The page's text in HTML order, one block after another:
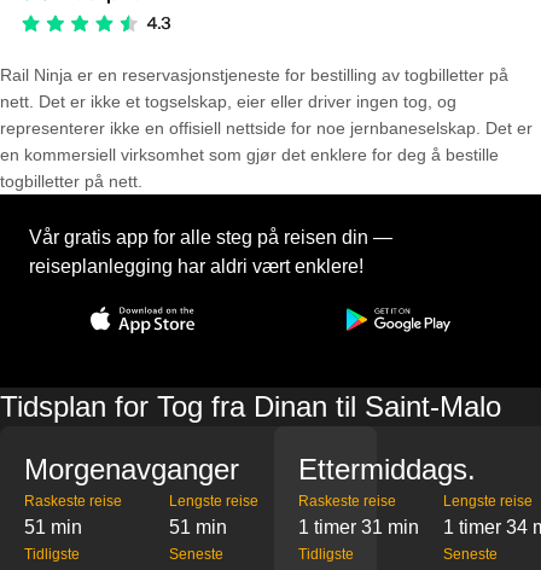
Rail Ninja er en reservasjons­tjeneste for bestilling av togbilletter på
nett. Det er ikke et togselskap, eier eller driver ingen tog, og
representerer ikke en offisiell nettside for noe jernbaneselskap. Det er
en kommersiell virksomhet som gjør det enklere for deg å bestille
togbilletter på nett.
Vår gratis app for alle steg på reisen din —
reiseplanlegging har aldri vært enklere!
Tidsplan for Tog fra Dinan til Saint-Malo
Morgenavganger
Raskeste reise
51 min
Lengste reise
51 min
Tidligste Seneste
Ettermiddags.
Raskeste reise
1 timer 31 min
Lengste reise
1 timer 34
Tidligste Seneste